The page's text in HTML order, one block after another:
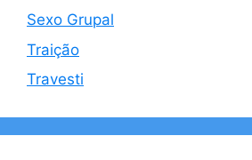
Sexo Grupal
Traição
Travesti